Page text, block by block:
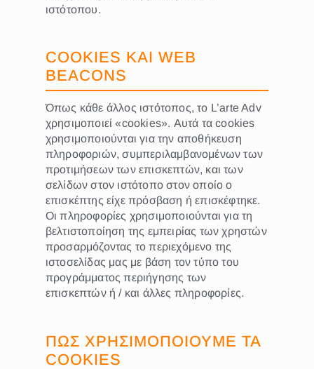
ιστότοπου.
COOKIES ΚΑΙ WEB
BEACONS
Όπως κάθε άλλος ιστότοπος, το L’arte Adv
χρησιμοποιεί «cookies». Αυτά τα cookies
χρησιμοποιούνται για την αποθήκευση
πληροφοριών, συμπεριλαμβανομένων των
προτιμήσεων των επισκεπτών, και των
σελίδων στον ιστότοπο στον οποίο ο
επισκέπτης είχε πρόσβαση ή επισκέφτηκε.
Οι πληροφορίες χρησιμοποιούνται για τη
βελτιστοποίηση της εμπειρίας των χρηστών
προσαρμόζοντας το περιεχόμενο της
ιστοσελίδας μας με βάση τον τύπο του
προγράμματος περιήγησης των
επισκεπτών ή / και άλλες πληροφορίες.
ΠΩΣ ΧΡΗΣΙΜΟΠΟΙΟΥΜΕ ΤΑ
COOKIES